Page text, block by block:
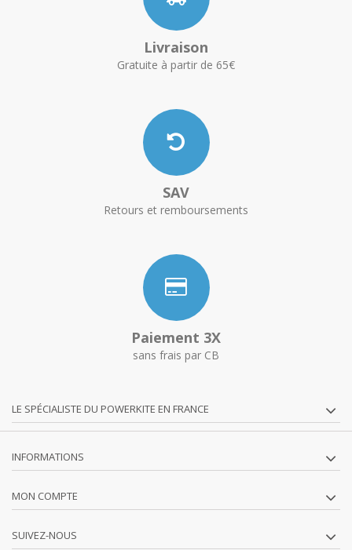
Livraison
Gratuite à partir de 65€
SAV
Retours et remboursements
Paiement 3X
sans frais par CB
LE SPÉCIALISTE DU POWERKITE EN FRANCE
INFORMATIONS
MON COMPTE
SUIVEZ-NOUS